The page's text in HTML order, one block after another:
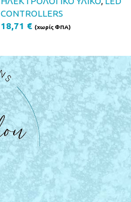
CONTROLLERS
18,71 € (χωρίς ΦΠΑ)